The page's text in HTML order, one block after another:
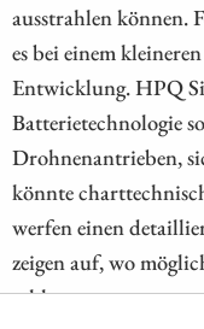
ausstrahlen können.
es bei einem
Entwicklung. HPQ
Batterietechnologie
Drohnenantrieben,
könnte
werfen einen
zeigen auf, wo
schlummern.